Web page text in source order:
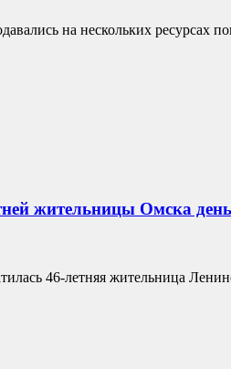
на нескольких ресурсах
жительницы Омска
46-летняя жительница